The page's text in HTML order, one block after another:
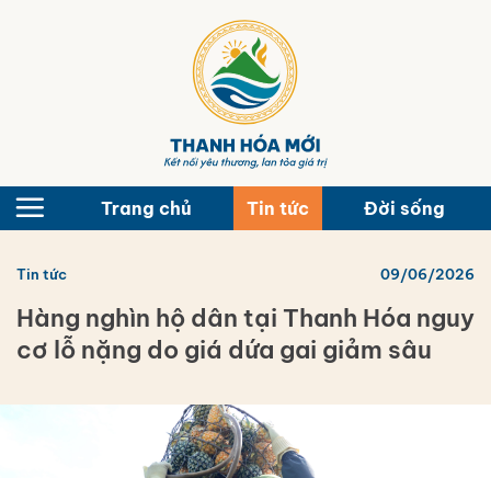
Trang chủ Tin tức Đời sống
Tin tức 09/06/2026
Hàng nghìn hộ dân tại Thanh Hóa nguy
cơ lỗ nặng do giá dứa gai giảm sâu